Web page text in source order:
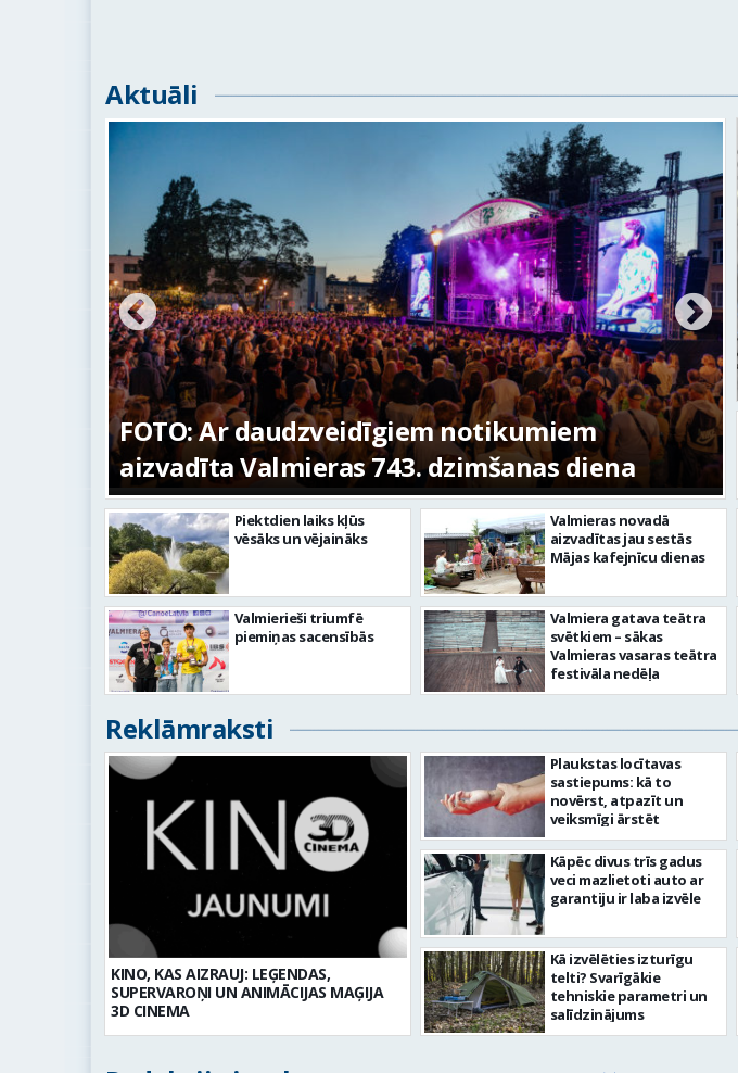
Aktuāli
FOTO: Ar daudzveidīgiem notikumiem
aizvadīta Valmieras 743. dzimšanas diena
Piektdien laiks kļūs
vēsāks un vējaināks
Valmierieši triumfē
piemiņas sacensībās
Valmieras novadā
aizvadītas jau sestās
Mājas kafejnīcu dienas
Valmiera gatava teātra
svētkiem – sākas
Valmieras vasaras teātra
festivāla nedēļa
Reklāmraksti
KINO, KAS AIZRAUJ: LEĢENDAS,
SUPERVAROŅI UN ANIMĀCIJAS MAĢIJA
3D CINEMA
Plaukstas locītavas
sastiepums: kā to
novērst, atpazīt un
veiksmīgi ārstēt
Kāpēc divus trīs gadus
veci mazlietoti auto ar
garantiju ir laba izvēle
Kā izvēlēties izturīgu
telti? Svarīgākie
tehniskie parametri un
salīdzinājums